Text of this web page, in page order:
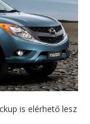
is elérhető lesz